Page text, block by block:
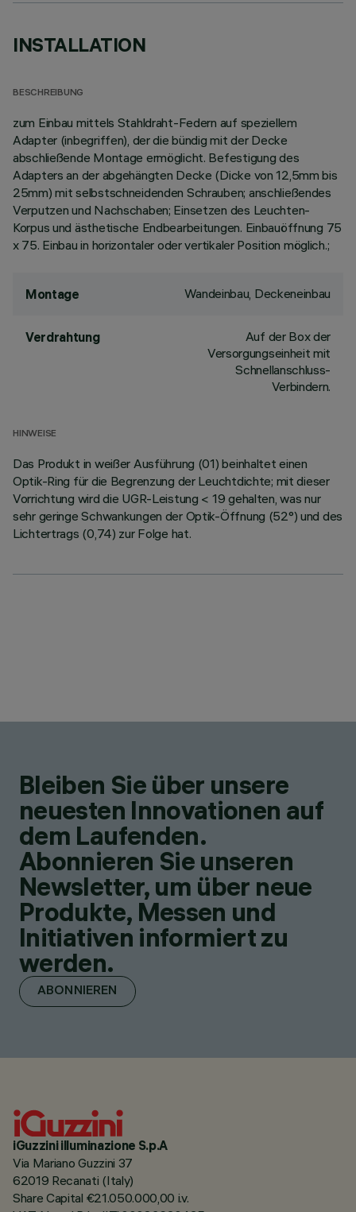
INSTALLATION
BESCHREIBUNG
zum Einbau mittels Stahldraht-Federn auf speziellem
Adapter (inbegriffen), der die bündig mit der Decke
abschließende Montage ermöglicht. Befestigung des
Adapters an der abgehängten Decke (Dicke von 12,5mm bis
25mm) mit selbstschneidenden Schrauben; anschließendes
Verputzen und Nachschaben; Einsetzen des Leuchten-
Korpus und ästhetische Endbearbeitungen. Einbauöffnung 75
x 75. Einbau in horizontaler oder vertikaler Position möglich.;
Montage Wandeinbau, Deckeneinbau
Verdrahtung
Auf der Box der
Versorgungseinheit mit
Schnellanschluss-
Verbindern.
HINWEISE
Das Produkt in weißer Ausführung (01) beinhaltet einen
Optik-Ring für die Begrenzung der Leuchtdichte; mit dieser
Vorrichtung wird die UGR-Leistung < 19 gehalten, was nur
sehr geringe Schwankungen der Optik-Öffnung (52°) und des
Lichtertrags (0,74) zur Folge hat.
Bleiben Sie über unsere
neuesten Innovationen auf
dem Laufenden.
Abonnieren Sie unseren
Newsletter, um über neue
Produkte, Messen und
Initiativen informiert zu
werden.
ABONNIEREN
iGuzzini illuminazione S.p.A
Via Mariano Guzzini 37
62019 Recanati (Italy)
Share Capital €21.050.000,00 i.v.